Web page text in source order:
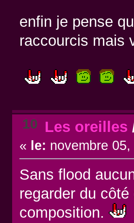
enfin je pense
raccourcis mais
10 Les oreilles
« le: novembre
Sans flood
regarder du
composition.